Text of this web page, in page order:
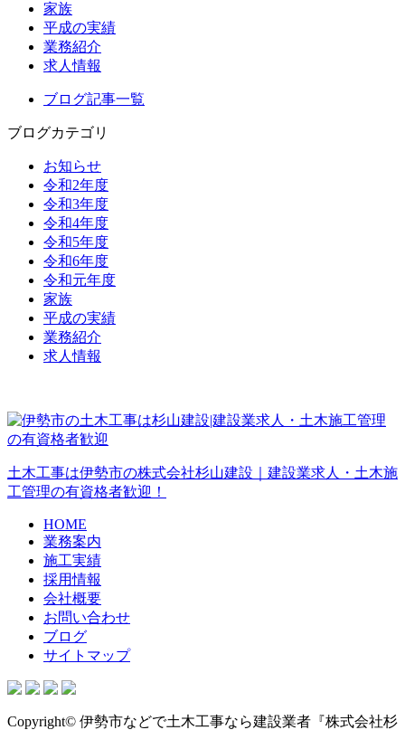
家族
平成の実績
業務紹介
求人情報
ブログ記事一覧
ブログカテゴリ
お知らせ
令和2年度
令和3年度
令和4年度
令和5年度
令和6年度
令和元年度
家族
平成の実績
業務紹介
求人情報
土木工事は伊勢市の株式会社杉山建設｜建設業求人・土木施
工管理の有資格者歓迎！
HOME
業務案内
施工実績
採用情報
会社概要
お問い合わせ
ブログ
サイトマップ
Copyright© 伊勢市などで土木工事なら建設業者『株式会社杉